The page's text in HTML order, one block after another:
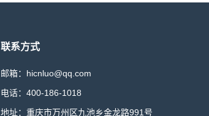
联系方式
邮箱：hicnluo@qq.com
电话：400-186-1018
地址：重庆市万州区九池乡金龙路991号